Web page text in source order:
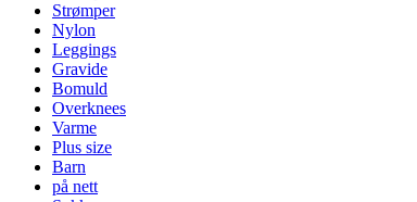
Strømper
Nylon
Leggings
Gravide
Bomuld
Overknees
Varme
Plus size
Barn
på nett